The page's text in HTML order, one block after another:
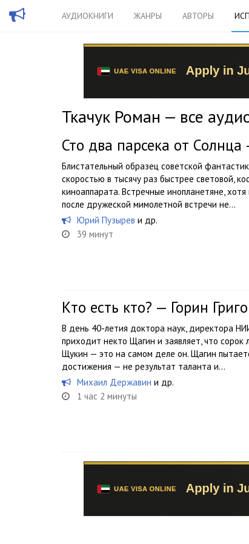
АУДИОКНИГИ ЖАНРЫ АВТОРЫ
Ткачук Роман — все
Сто два парсека от
Блистательный образец советской
скоростью в тысячу раз быстрее световой,
киноаппарата. Встречные инопланетяне,
после дружеской мимолетной встречи не...
Юрий Пузырев и др.
39 минут
Кто есть кто? — Горин
В день 40-летия доктора наук, директора
приходит некто Щагин и заявляет, что
Щукин — это на самом деле он. Щагин
достижения — не результат таланта и...
Михаил Державин и др.
1 час 2 минуты